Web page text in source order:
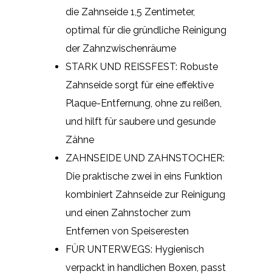
die Zahnseide 1,5 Zentimeter,
optimal für die gründliche Reinigung
der Zahnzwischenräume
STARK UND REISSFEST: Robuste
Zahnseide sorgt für eine effektive
Plaque-Entfernung, ohne zu reißen,
und hilft für saubere und gesunde
Zähne
ZAHNSEIDE UND ZAHNSTOCHER:
Die praktische zwei in eins Funktion
kombiniert Zahnseide zur Reinigung
und einen Zahnstocher zum
Entfernen von Speiseresten
FÜR UNTERWEGS: Hygienisch
verpackt in handlichen Boxen, passt